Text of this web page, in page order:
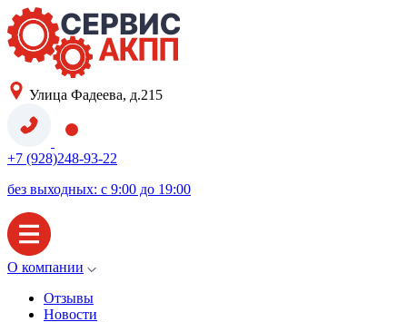
Улица Фадеева, д.215
+7 (928)248-93-22
без выходных: с 9:00 до 19:00
О компании
Отзывы
Новости